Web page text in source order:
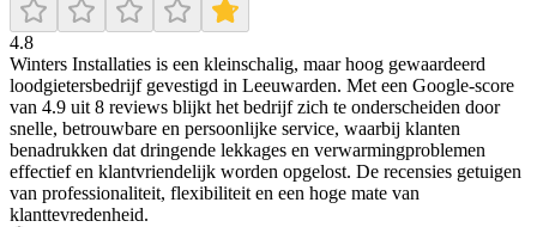
4.8
Winters Installaties is een kleinschalig, maar hoog gewaardeerd
loodgietersbedrijf gevestigd in Leeuwarden. Met een Google-score
van 4.9 uit 8 reviews blijkt het bedrijf zich te onderscheiden door
snelle, betrouwbare en persoonlijke service, waarbij klanten
benadrukken dat dringende lekkages en verwarmingproblemen
effectief en klantvriendelijk worden opgelost. De recensies getuigen
van professionaliteit, flexibiliteit en een hoge mate van
klanttevredenheid.